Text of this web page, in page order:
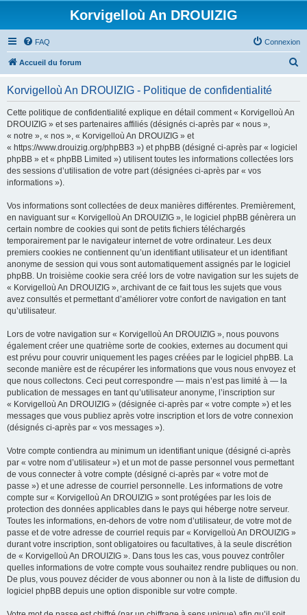
Korvigelloù An DROUIZIG
FAQ Connexion
Accueil du forum
Korvigelloù An DROUIZIG - Politique de confidentialité
Cette politique de confidentialité explique en détail comment « Korvigelloù An
DROUIZIG » et ses partenaires affiliés (désignés ci-après par « nous »,
« notre », « nos », « Korvigelloù An DROUIZIG » et
« https://www.drouizig.org/phpBB3 ») et phpBB (désigné ci-après par « logiciel
phpBB » et « phpBB Limited ») utilisent toutes les informations collectées lors
des sessions d’utilisation de votre part (désignées ci-après par « vos
informations »).
Vos informations sont collectées de deux manières différentes. Premièrement,
en naviguant sur « Korvigelloù An DROUIZIG », le logiciel phpBB génèrera un
certain nombre de cookies qui sont de petits fichiers téléchargés
temporairement par le navigateur internet de votre ordinateur. Les deux
premiers cookies ne contiennent qu’un identifiant utilisateur et un identifiant
anonyme de session qui vous sont automatiquement assignés par le logiciel
phpBB. Un troisième cookie sera créé lors de votre navigation sur les sujets de
« Korvigelloù An DROUIZIG », archivant de ce fait tous les sujets que vous
avez consultés et permettant d’améliorer votre confort de navigation en tant
qu’utilisateur.
Lors de votre navigation sur « Korvigelloù An DROUIZIG », nous pouvons
également créer une quatrième sorte de cookies, externes au document qui
est prévu pour couvrir uniquement les pages créées par le logiciel phpBB. La
seconde manière est de récupérer les informations que vous nous envoyez et
que nous collectons. Ceci peut correspondre — mais n’est pas limité à — la
publication de messages en tant qu’utilisateur anonyme, l’inscription sur
« Korvigelloù An DROUIZIG » (désignée ci-après par « votre compte ») et les
messages que vous publiez après votre inscription et lors de votre connexion
(désignés ci-après par « vos messages »).
Votre compte contiendra au minimum un identifiant unique (désigné ci-après
par « votre nom d’utilisateur ») et un mot de passe personnel vous permettant
de vous connecter à votre compte (désigné ci-après par « votre mot de
passe ») et une adresse de courriel personnelle. Les informations de votre
compte sur « Korvigelloù An DROUIZIG » sont protégées par les lois de
protection des données applicables dans le pays qui héberge notre serveur.
Toutes les informations, en-dehors de votre nom d’utilisateur, de votre mot de
passe et de votre adresse de courriel requis par « Korvigelloù An DROUIZIG »
durant votre inscription, sont obligatoires ou facultatives, à la seule discrétion
de « Korvigelloù An DROUIZIG ». Dans tous les cas, vous pouvez contrôler
quelles informations de votre compte vous souhaitez rendre publiques ou non.
De plus, vous pouvez décider de vous abonner ou non à la liste de diffusion du
logiciel phpBB depuis une option disponible sur votre compte.